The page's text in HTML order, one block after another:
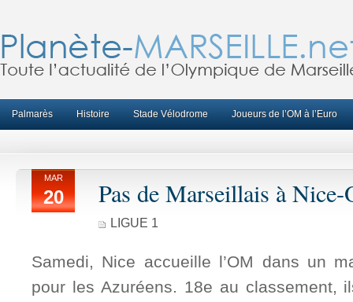
Palmarès Histoire Stade Vélodrome Joueurs de l’OM à l’Euro
MAR
20 Pas de Marseillais à
LIGUE 1
Samedi, Nice accueille l’OM dans un
pour les Azuréens. 18e au classement,